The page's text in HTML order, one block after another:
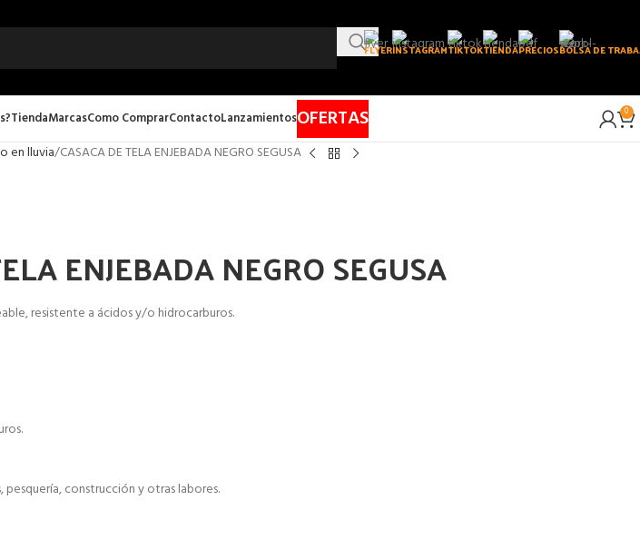
FLYERINSTAGRAMTIKTOKTIENDAPRECIOSBOLSA DE
TiendaMarcasComo ComprarContactoLanzamientosOFERTAS 0
en lluvia CASACA DE TELA ENJEBADA NEGRO SEGUSA
ENJEBADA NEGRO SEGUSA
resistente a ácidos y/o hidrocarburos.
pesquería, construcción y otras labores.